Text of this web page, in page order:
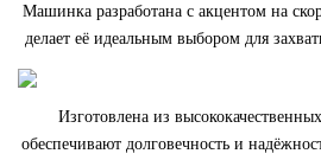
Машинка разработана с акцентом на
делает её идеальным выбором для
Изготовлена из
обеспечивают долговечность и